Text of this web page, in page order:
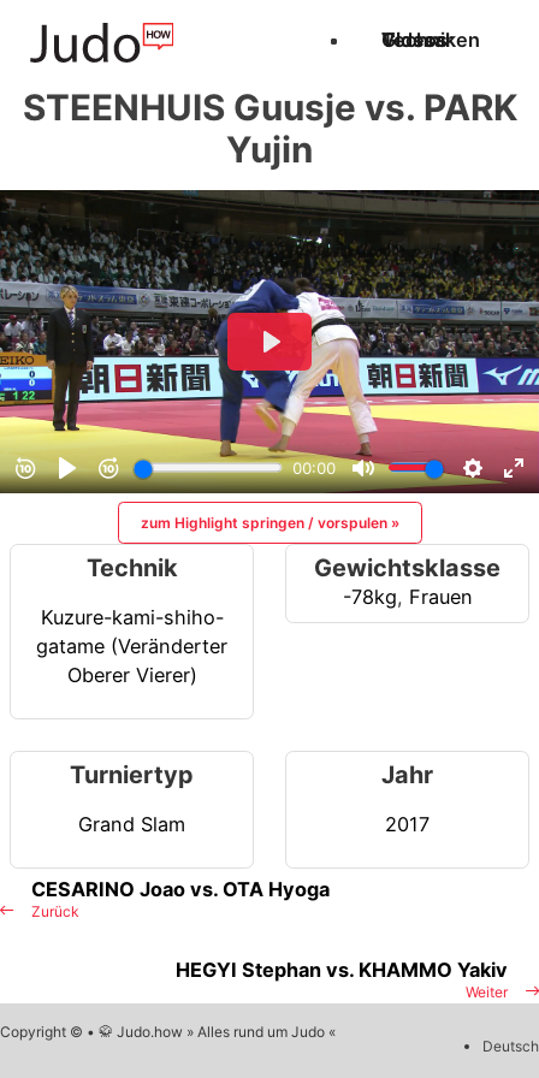
Techniken
Videos
Glossar
STEENHUIS Guusje vs. PARK
Yujin
zum Highlight springen / vorspulen »
Technik
Kuzure-kami-shiho-
gatame (Veränderter
Oberer Vierer)
Gewichtsklasse
-78kg, Frauen
Turniertyp
Grand Slam
Jahr
2017
Zurück
CESARINO Joao vs. OTA Hyoga
Weiter
HEGYI Stephan vs. KHAMMO Yakiv
Copyright © • 🥋 Judo.how » Alles rund um Judo «
Deutsch